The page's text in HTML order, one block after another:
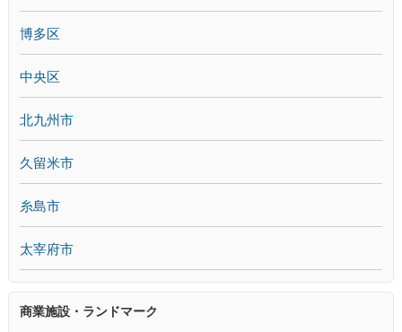
博多区
中央区
北九州市
久留米市
糸島市
太宰府市
商業施設・ランドマーク